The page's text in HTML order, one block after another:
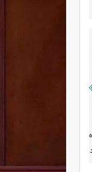
قیمت خودرو وارد فاز
واکنش بازار به